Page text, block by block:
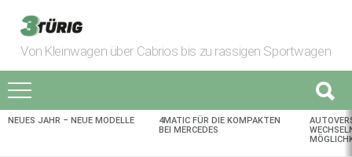
Von Kleinwagen über Cabrios bis zu rassigen Sportwagen
AKTUELLES
NEUES JAHR – NEUE MODELLE
4MATIC FÜR DIE KOMPAKTEN
BEI MERCEDES